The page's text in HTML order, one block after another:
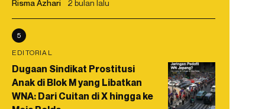
Risma Azhari 2 bulan lalu
5
EDITORIAL
Dugaan Sindikat Prostitusi
Anak di Blok M yang Libatkan
WNA: Dari Cuitan di X hingga ke